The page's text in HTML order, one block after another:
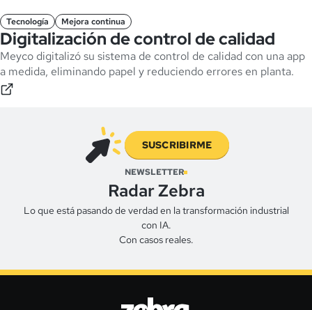
Tecnología Mejora continua
Digitalización de control de calidad
Meyco digitalizó su sistema de control de calidad con una app
a medida, eliminando papel y reduciendo errores en planta.
SUSCRIBIRME
NEWSLETTER
Radar Zebra
Lo que está pasando de verdad en la transformación industrial
con IA.
Con casos reales.